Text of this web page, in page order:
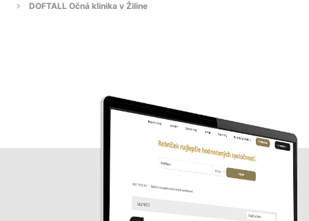
DOFTALL Očná klinika v Žiline